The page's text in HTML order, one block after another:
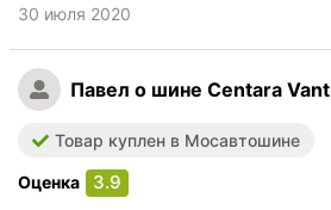
Комфорт при движении
Курсовая устойчивость
Бесшумность в движении
Стойкость к
Скоростные характеристики
30 июля 2020
Павел о шине Centara
Товар куплен в Мосавтошине
Оценка 3.9